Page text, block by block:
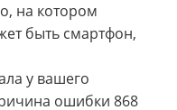
на котором
быть смартфон,
у вашего
ошибки 868